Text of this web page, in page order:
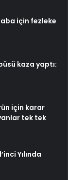
için fezleke
kaza yaptı:
için karar
tek tek
Yılında